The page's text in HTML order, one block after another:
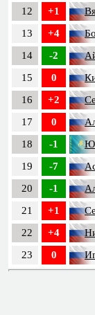
12
+1
13
+4
14
-2
15
0
16
+2
17
0
18
-1
19
-7
20
-1
21
+1
22
+4
23
0